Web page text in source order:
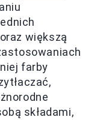
większą
farby
składami,